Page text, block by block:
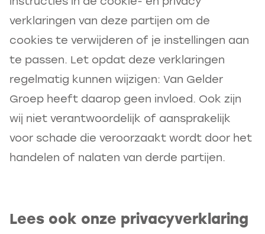
verklaringen van deze partijen om de
cookies te verwijderen of je instellingen aan
te passen. Let opdat deze verklaringen
regelmatig kunnen wijzigen: Van Gelder
Groep heeft daarop geen invloed. Ook zijn
wij niet verantwoordelijk of aansprakelijk
voor schade die veroorzaakt wordt door het
handelen of nalaten van derde partijen.
Lees ook onze privacyverklaring